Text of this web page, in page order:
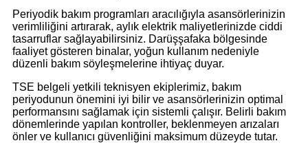
Periyodik bakım programları aracılığıyla asansörlerinizin
verimliliğini artırarak, aylık elektrik maliyetlerinizde ciddi
tasarruflar sağlayabilirsiniz. Darüşşafaka bölgesinde
faaliyet gösteren binalar, yoğun kullanım nedeniyle
düzenli bakım söyleşmelerine ihtiyaç duyar.
TSE belgeli yetkili teknisyen ekiplerimiz, bakım
periyodunun önemini iyi bilir ve asansörlerinizin optimal
performansını sağlamak için sistemli çalışır. Belirli bakım
dönemlerinde yapılan kontroller, beklenmeyen arızaları
önler ve kullanıcı güvenliğini maksimum düzeyde tutar.